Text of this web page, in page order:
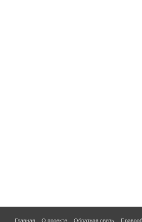
Главная О проекте Обратная связь